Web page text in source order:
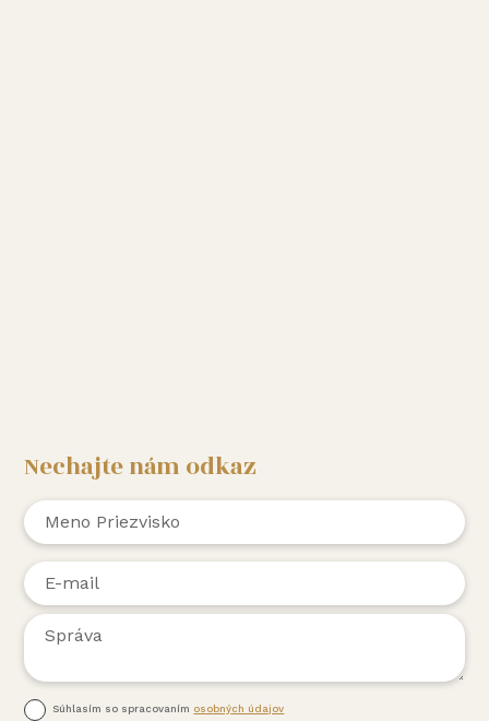
Nechajte nám odkaz
Súhlasím so spracovaním osobných údajov